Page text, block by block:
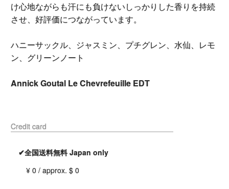
け心地ながらも汗にも負けないしっかりした香りを持続
させ、好評価につながっています。
ハニーサックル、ジャスミン、プチグレン、水仙、レモ
ン、グリーンノート
Annick Goutal Le Chevrefeuille EDT
Credit card
✔全国送料無料 Japan only
¥ 0 / approx. $ 0